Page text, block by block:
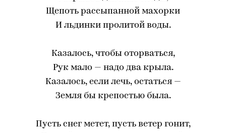
Щепоть рассыпанной махорки
И льдинки пролитой воды.
Казалось, чтобы оторваться,
Рук мало — надо два крыла.
Казалось, если лечь, остаться —
Земля бы крепостью была.
Пусть снег метет, пусть ветер гонит,